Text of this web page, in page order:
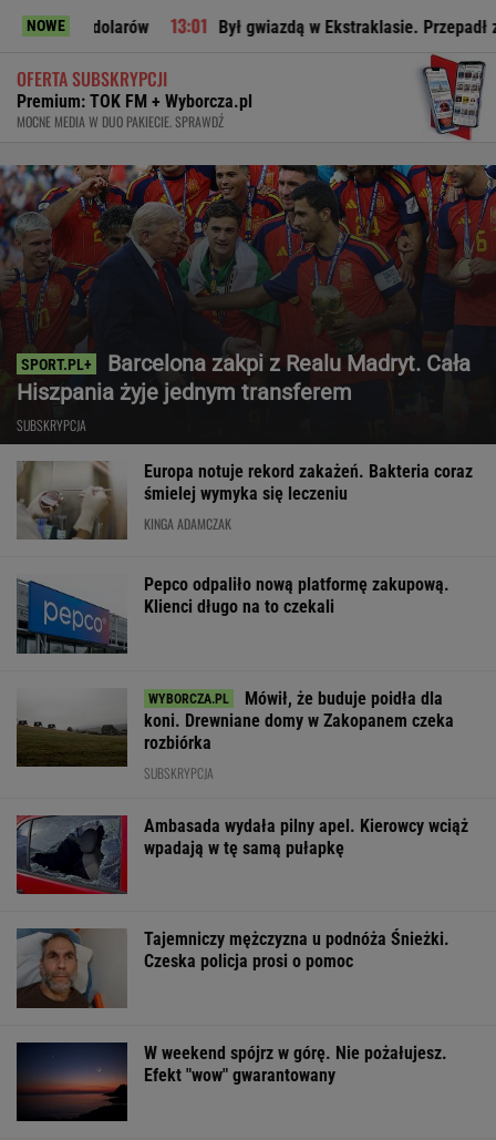
NOWE
dolarów Był gwiazdą w Ekstraklasie. Przepadł za granicą,
OFERTA SUBSKRYPCJI
Premium: TOK FM + Wyborcza.pl
MOCNE MEDIA W DUO PAKIECIE. SPRAWDŹ
Barcelona zakpi z Realu Madryt. Cała
Hiszpania żyje jednym transferem
SUBSKRYPCJA
Europa notuje rekord zakażeń. Bakteria coraz
śmielej wymyka się leczeniu
KINGA ADAMCZAK
Pepco odpaliło nową platformę zakupową.
Klienci długo na to czekali
Mówił, że buduje poidła dla
koni. Drewniane domy w Zakopanem czeka
rozbiórka
SUBSKRYPCJA
Ambasada wydała pilny apel. Kierowcy wciąż
wpadają w tę samą pułapkę
Tajemniczy mężczyzna u podnóża Śnieżki.
Czeska policja prosi o pomoc
W weekend spójrz w górę. Nie pożałujesz.
Efekt "wow" gwarantowany